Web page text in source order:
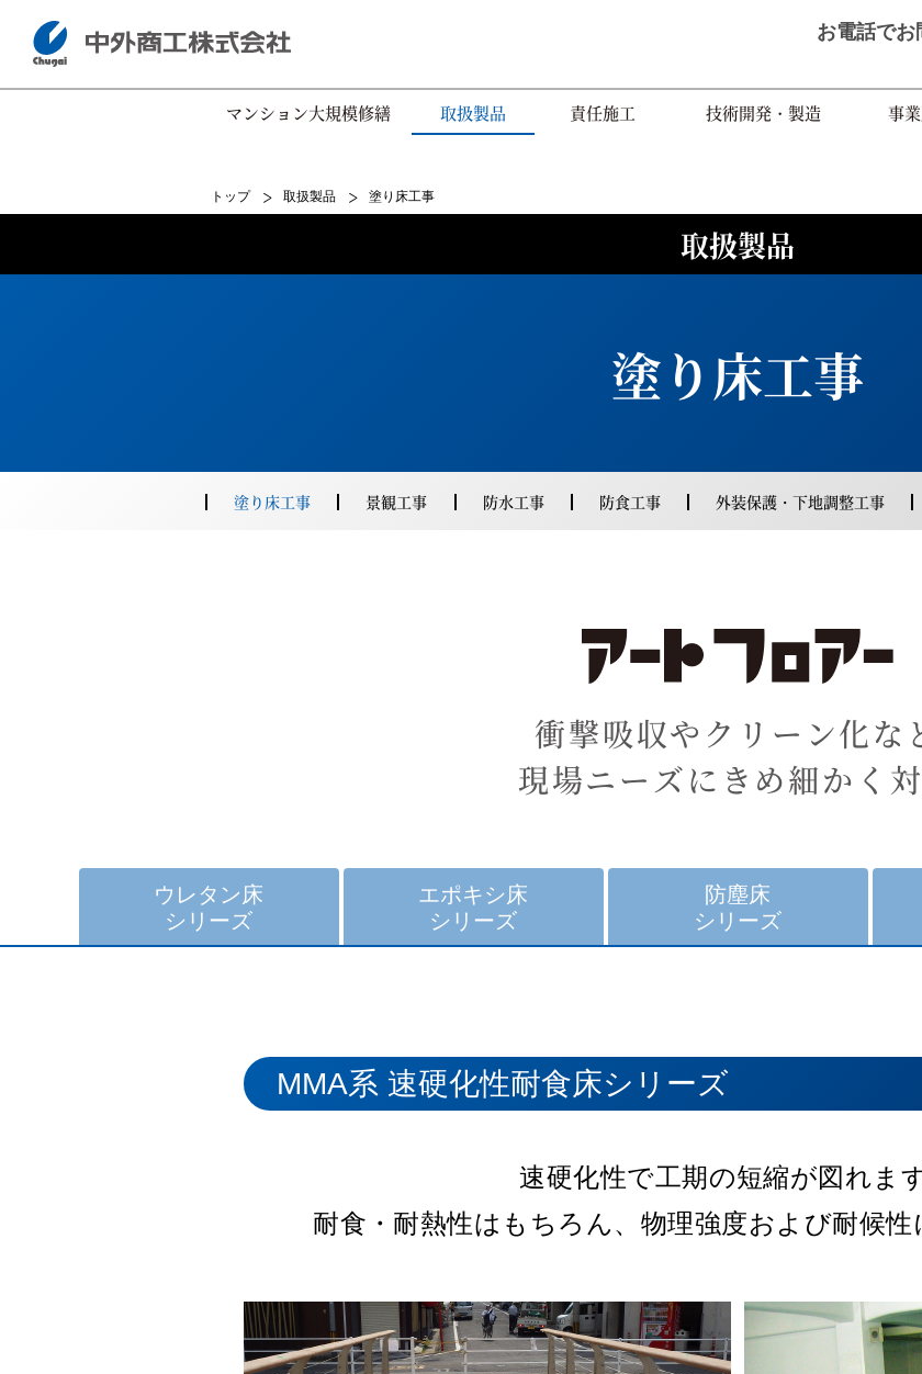
お電話でお
マンション大規模修繕 取扱製品 責任施工 技術開発・製造 事
トップ 取扱製品 塗り床工事
取扱製品
塗り床工事
塗り床工事 景観工事 防水工事 防食工事 外装保護・下地調整工事
衝撃吸収やクリーン化な
現場ニーズにきめ細かく
ウレタン床
シリーズ
エポキシ床
シリーズ
防塵床
シリーズ
ウレタン床シリーズ
多様な施設の床面を守ります。耐衝撃性に優れ
快適歩行感のある弾性ウレタンなど、幅広い
エポキシ床シリーズ
耐食性・導電性・抗菌性・耐熱水性といったさま
産業施設や電子機器施設、バイオクリーンルーム、
防塵床シリーズ
コンクリート・モルタルからの粉塵の発生を長
クリーンでカラフルな空間を低コストで
水系硬質ウレタン床シリーズ
耐熱・耐熱水・耐薬品性に加え、フォークリ
耐荷重性にも優れた低臭性の高機能床材。 過酷な使
MMA系 速硬化性耐食床シリーズ
速硬化性で工期の短縮が図れます
耐食・耐熱性はもちろん、 物理強度および耐候性